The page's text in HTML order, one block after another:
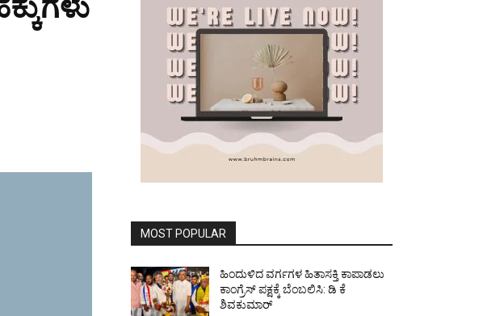
MOST POPULAR
ಹಿಂದುಳಿದ ವರ್ಗಗಳ ಹಿತಾಸಕ್ತಿ ಕಾಪಾಡಲು
ಕಾಂಗ್ರೆಸ್ ಪಕ್ಷಕ್ಕೆ ಬೆಂಬಲಿಸಿ: ಡಿ ಕೆ
ಶಿವಕುಮಾರ್